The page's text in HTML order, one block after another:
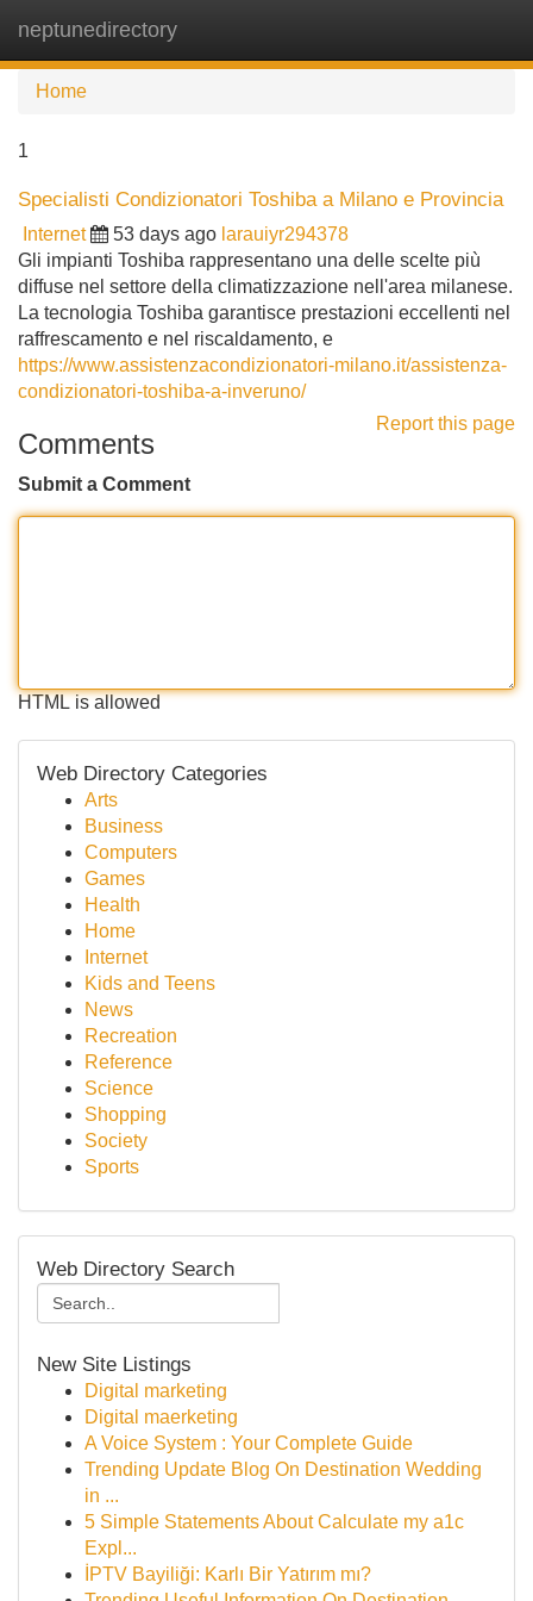
neptunedirectory
Home
1
Specialisti Condizionatori Toshiba a Milano e Provincia
Internet 53 days ago larauiyr294378
Gli impianti Toshiba rappresentano una delle scelte più
diffuse nel settore della climatizzazione nell'area milanese.
La tecnologia Toshiba garantisce prestazioni eccellenti nel
raffrescamento e nel riscaldamento, e
https://www.assistenzacondizionatori-milano.it/assistenza-
condizionatori-toshiba-a-inveruno/
Report this page
Comments
Submit a Comment
HTML is allowed
Web Directory Categories
Arts
Business
Computers
Games
Health
Home
Internet
Kids and Teens
News
Recreation
Reference
Science
Shopping
Society
Sports
Web Directory Search
New Site Listings
Digital marketing
Digital maerketing
A Voice System : Your Complete Guide
Trending Update Blog On Destination Wedding
in ...
5 Simple Statements About Calculate my a1c
Expl...
İPTV Bayiliği: Karlı Bir Yatırım mı?